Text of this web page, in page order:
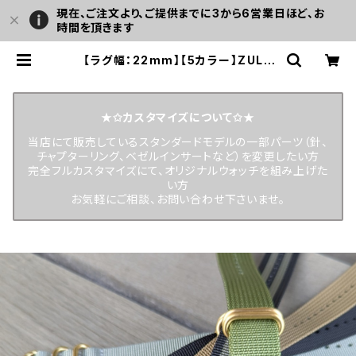
現在、ご注文より、ご提供までに3から6営業日ほど、お
時間を頂きます
【ラグ幅：22mm】【5カラー】ZULU
ナイロン使用 全長約280mm LEVE
L7 | LEVEL7
★✩カスタマイズについて✩★
当店にて販売しているスタンダードモデルの一部パーツ（針、
チャプターリング、ベゼルインサートなど）を変更したい方
完全フルカスタマイズにて、オリジナルウォッチを組み上げた
い方
お気軽にご相談、お問い合わせ下さいませ。